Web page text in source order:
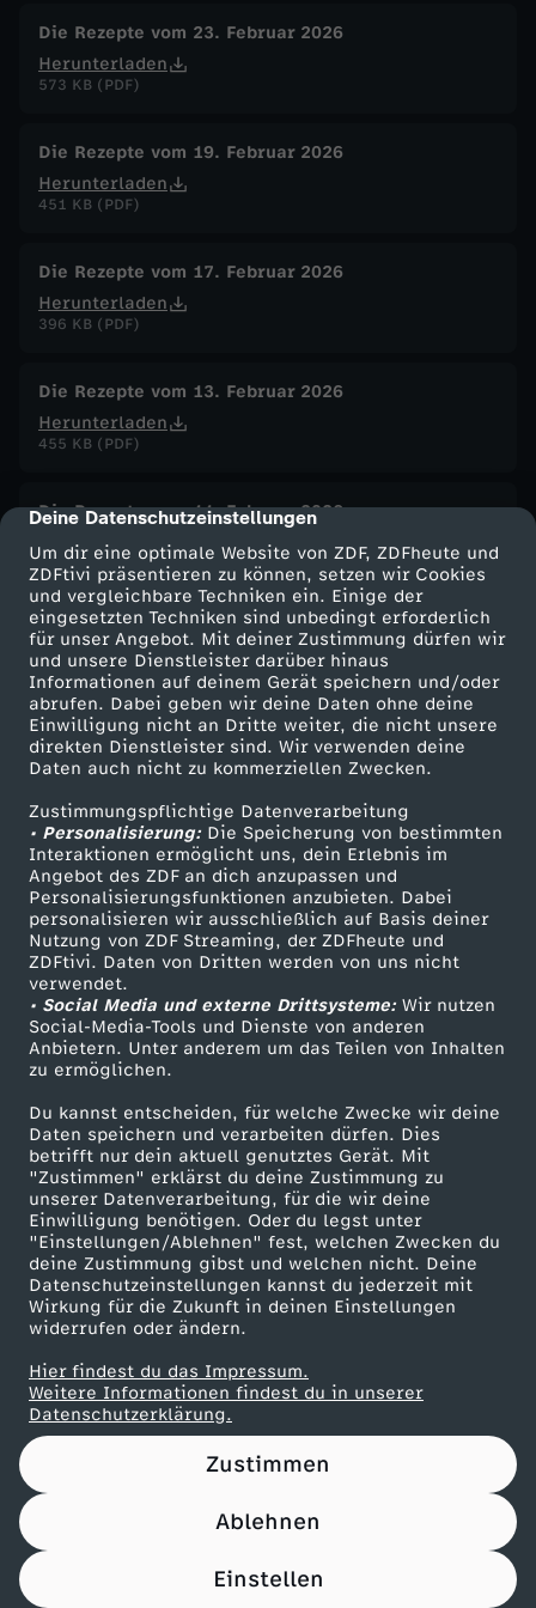
cmp-dialog-description
Deine Datenschutzeinstellungen
Um dir eine optimale Website von ZDF, ZDFheute und
ZDFtivi präsentieren zu können, setzen wir Cookies
und vergleichbare Techniken ein. Einige der
eingesetzten Techniken sind unbedingt erforderlich
für unser Angebot. Mit deiner Zustimmung dürfen wir
und unsere Dienstleister darüber hinaus
Informationen auf deinem Gerät speichern und/oder
abrufen. Dabei geben wir deine Daten ohne deine
Einwilligung nicht an Dritte weiter, die nicht unsere
direkten Dienstleister sind. Wir verwenden deine
Daten auch nicht zu kommerziellen Zwecken.
Zustimmungspflichtige Datenverarbeitung
• Personalisierung:Die Speicherung von bestimmten
Interaktionen ermöglicht uns, dein Erlebnis im
Angebot des ZDF an dich anzupassen und
Personalisierungsfunktionen anzubieten. Dabei
personalisieren wir ausschließlich auf Basis deiner
Nutzung von ZDF Streaming, der ZDFheute und
ZDFtivi. Daten von Dritten werden von uns nicht
verwendet.
• Social Media und externe Drittsysteme:Wir nutzen
Social-Media-Tools und Dienste von anderen
Anbietern. Unter anderem um das Teilen von Inhalten
zu ermöglichen.
Du kannst entscheiden, für welche Zwecke wir deine
Daten speichern und verarbeiten dürfen. Dies
betrifft nur dein aktuell genutztes Gerät. Mit
"Zustimmen" erklärst du deine Zustimmung zu
unserer Datenverarbeitung, für die wir deine
Einwilligung benötigen. Oder du legst unter
"Einstellungen/Ablehnen" fest, welchen Zwecken du
deine Zustimmung gibst und welchen nicht. Deine
Datenschutzeinstellungen kannst du jederzeit mit
Wirkung für die Zukunft in deinen Einstellungen
widerrufen oder ändern.
Hier findest du das Impressum.
Weitere Informationen findest du in unserer
Datenschutzerklärung.
Zustimmen
Ablehnen
Einstellen
Die Rezepte vom 23. Februar 2026
Herunterladen
573 KB (PDF)
Die Rezepte vom 19. Februar 2026
Herunterladen
451 KB (PDF)
Die Rezepte vom 17. Februar 2026
Herunterladen
396 KB (PDF)
Die Rezepte vom 13. Februar 2026
Herunterladen
455 KB (PDF)
Die Rezepte vom 11. Februar 2026
Herunterladen
539 KB (PDF)
Die Rezepte vom 9. Februar 2026
Herunterladen
513 KB (PDF)
Die Rezepte vom 6. Februar 2026
Herunterladen
826 KB (PDF)
Die Rezepte vom 4. Februar 2026
Herunterladen
520 KB (PDF)
Die Rezepte vom 3. Februar 2026
Herunterladen
475 KB (PDF)
Die Rezepte vom 2. Februar 2026
Herunterladen
635 KB (PDF)
Die Rezepte vom 30. Januar 2026
Herunterladen
439 KB (PDF)
Herunterladen
354 KB (PDF)
Die Rezepte vom 28. Januar 2026
Herunterladen
Die Rezepte vom 27. Januar 2026